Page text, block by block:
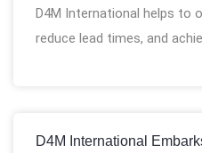
D4M International helps to
reduce lead times, and
D4M International